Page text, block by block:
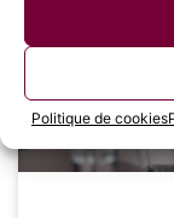
Politique de cookies